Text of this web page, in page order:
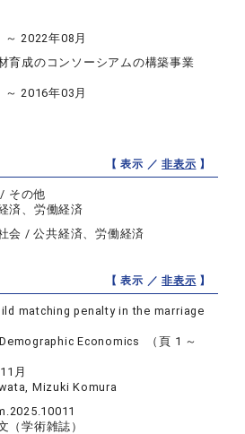
2022年08月
育成のコンソーシアムの構築事業
2016年03月
【 表示 ／非表示 】
その他
済、労働経済
会 / 公共経済、労働経済
【 表示 ／非表示 】
matching penalty in the marriage
Economics （頁 1 ～
月
Mizuki Komura
（学術雑誌）